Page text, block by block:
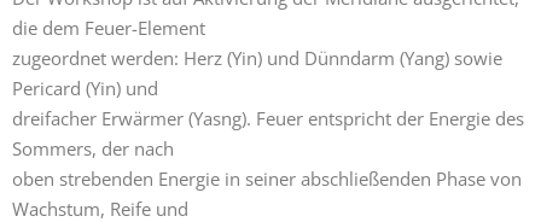
die dem Feuer-Element
zugeordnet werden: Herz (Yin) und Dünndarm (Yang) sowie
Pericard (Yin) und
dreifacher Erwärmer (Yasng). Feuer entspricht der Energie des
Sommers, der nach
oben strebenden Energie in seiner abschließenden Phase von
Wachstum, Reife und